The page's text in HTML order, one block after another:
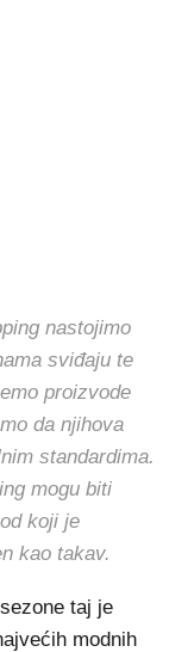
nastojimo
sviđaju te
proizvode
da njihova
standardima.
mogu biti
koji je
kao takav.
taj je
modnih